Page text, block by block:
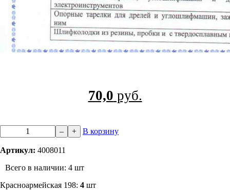
70,0 руб.
– + В корзину
Артикул: 4008011
Всего в наличии: 4 шт
​Красноармейская 198: 4 шт